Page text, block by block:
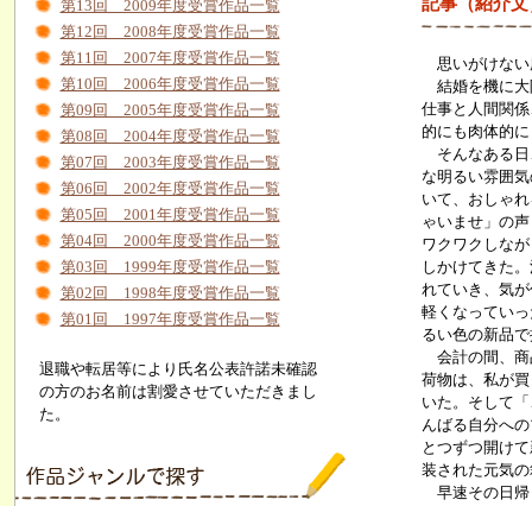
第13回 2009年度受賞作品一覧
第12回 2008年度受賞作品一覧
第11回 2007年度受賞作品一覧
第10回 2006年度受賞作品一覧
第09回 2005年度受賞作品一覧
第08回 2004年度受賞作品一覧
第07回 2003年度受賞作品一覧
第06回 2002年度受賞作品一覧
第05回 2001年度受賞作品一覧
第04回 2000年度受賞作品一覧
第03回 1999年度受賞作品一覧
第02回 1998年度受賞作品一覧
第01回 1997年度受賞作品一覧
退職や転居等により氏名公表許諾未確認
の方のお名前は割愛させていただきまし
た。
思いがけない
結婚を機に大
仕事と人間関
的にも肉体的
そんなある日
な明るい雰囲
いて、おしゃ
ゃいませ」の
ワクワクしな
しかけてきた
れていき、気
軽くなってい
るい色の新品
会計の間、商
荷物は、私が
いた。そして
んばる自分へ
とつずつ開け
装された元気
早速その日帰